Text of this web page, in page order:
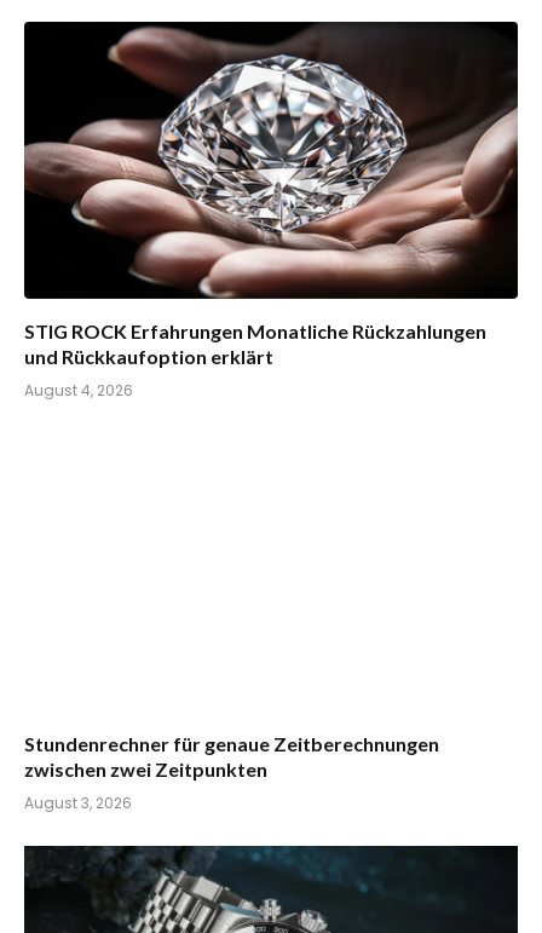
STIG ROCK Erfahrungen Monatliche Rückzahlungen
und Rückkaufoption erklärt
August 4, 2026
Stundenrechner für genaue Zeitberechnungen
zwischen zwei Zeitpunkten
August 3, 2026